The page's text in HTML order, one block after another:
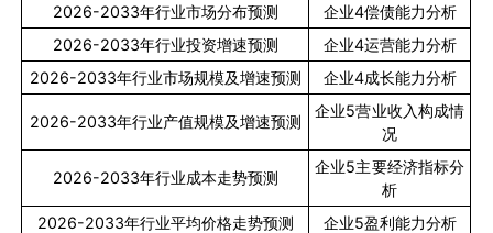
2026-2033年行业市场分布预测 企业4偿债能力分析
2026-2033年行业投资增速预测 企业4运营能力分析
2026-2033年行业市场规模及增速预测 企业4成长能力分析
2026-2033年行业产值规模及增速预测
企业5营业收入构成情
况
2026-2033年行业成本走势预测
企业5主要经济指标分
析
2026-2033年行业平均价格走势预测 企业5盈利能力分析